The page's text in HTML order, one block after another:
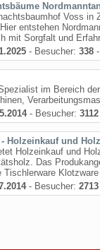
Voss in
entstehen
mit Sorgfalt und
- Besucher: 338
im Bereich
- Besucher: 3112
Holzeinkauf und
Holzeinkauf und
Das
Tischlerware
- Besucher: 2713